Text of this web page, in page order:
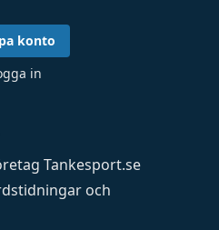
Tankesport.se
och
konto
in